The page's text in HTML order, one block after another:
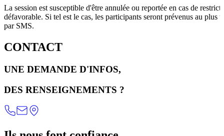
La session est susceptible d'être annulée ou reportée en cas de
défavorable. Si tel est le cas, les participants seront prévenus au plus
par SMS.
CONTACT
UNE DEMANDE D'INFOS,
DES RENSEIGNEMENTS ?